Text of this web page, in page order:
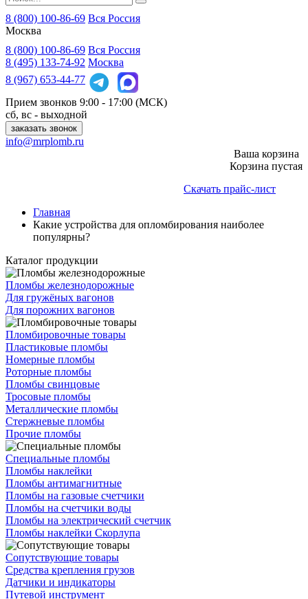
8 (800) 100-86-69 Вся Россия
Москва
8 (800) 100-86-69 Вся Россия
8 (495) 133-74-92 Москва
8 (967) 653-44-77
Прием звонков 9:00 - 17:00 (МСК)
сб, вс - выходной
заказать звонок
info@mrplomb.ru
Ваша корзина
Корзина пустая
Скачать прайс-лист
Главная
Какие устройства для опломбирования наиболее
популярны?
Каталог продукции
Пломбы железнодорожные
Для гружёных вагонов
Для порожних вагонов
Пломбировочные товары
Пластиковые пломбы
Номерные пломбы
Роторные пломбы
Пломбы свинцовые
Тросовые пломбы
Металлические пломбы
Стержневые пломбы
Прочие пломбы
Специальные пломбы
Пломбы наклейки
Пломбы антимагнитные
Пломбы на газовые счетчики
Пломбы на счетчики воды
Пломбы на электрический счетчик
Пломбы наклейки Скорлупа
Сопутствующие товары
Средства крепления грузов
Датчики и индикаторы
Путевой инструмент